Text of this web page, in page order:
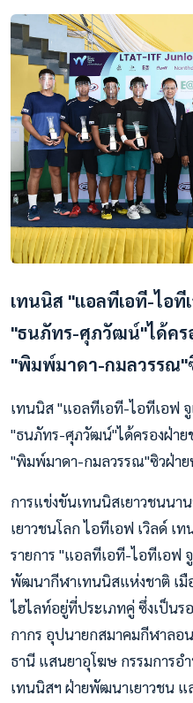
เทนนิส "แอลทีเอที-ไอที
"ธนภัทร-ศุภวัฒน์"ได้คร
"พิมพ์มาดา-กมลวรรณ
เทนนิส "แอลทีเอที-ไอทีเอฟ
"ธนภัทร-ศุภวัฒน์"ได้ครองฝ่าย
"พิมพ์มาดา-กมลวรรณ"ซิวฝ่า
การแข่งขันเทนนิสเยาวชนน
เยาวชนโลก ไอทีเอฟ เวิลด์ เ
รายการ "แอลทีเอที-ไอทีเอฟ
พัฒนากีฬาเทนนิสแห่งชาติ เมื
ไฮไลท์อยู่ที่ประเภทคู่ ซึ่งเป็นร
กากร อุปนายกสมาคมกีฬาลอ
ธานี แสนยาอุโฆษ กรรมการอ
เทนนิสฯ ฝ่ายพัฒนาเยาวชน